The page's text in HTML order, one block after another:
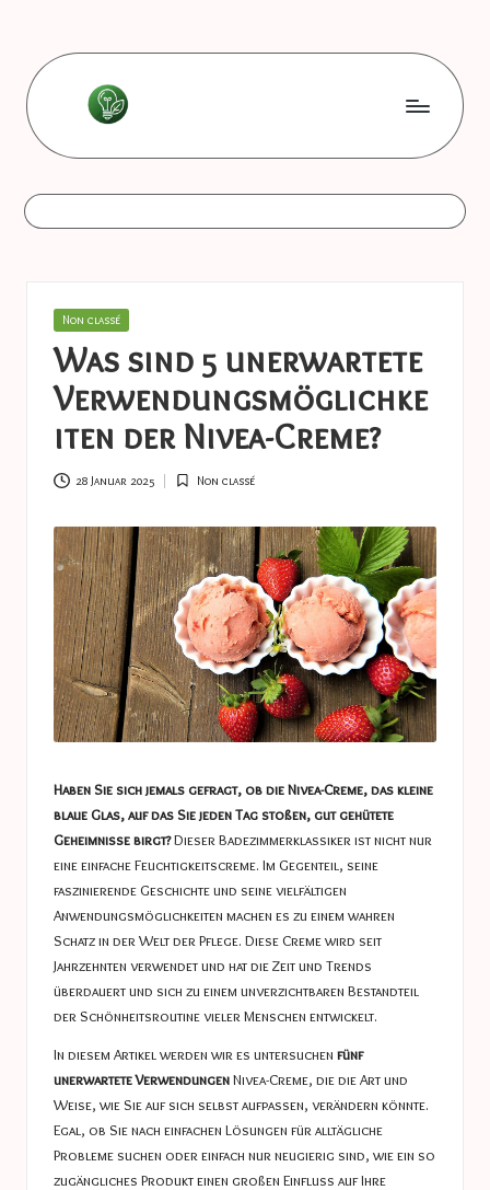
content
L
e
s
o
n
n
e
s
a
s
t
u
c
e
s
astuces
Posted
Non classé
Was sind 5 unerwartete
Verwendungsmöglichke
iten der Nivea-Creme?
28 Januar 2025
Posted
Non classé
Haben Sie sich jemals gefragt, ob die Nivea-Creme, das kleine
blaue Glas, auf das Sie jeden Tag stoßen, gut gehütete
Geheimnisse birgt?Dieser Badezimmerklassiker ist nicht nur
eine einfache Feuchtigkeitscreme. Im Gegenteil, seine
faszinierende Geschichte und seine vielfältigen
Anwendungsmöglichkeiten machen es zu einem wahren
Schatz in der Welt der Pflege. Diese Creme wird seit
Jahrzehnten verwendet und hat die Zeit und Trends
überdauert und sich zu einem unverzichtbaren Bestandteil
der Schönheitsroutine vieler Menschen entwickelt.
In diesem Artikel werden wir es untersuchen fünf
unerwartete VerwendungenNivea-Creme, die die Art und
Weise, wie Sie auf sich selbst aufpassen, verändern könnte.
Egal, ob Sie nach einfachen Lösungen für alltägliche
Probleme suchen oder einfach nur neugierig sind, wie ein so
zugängliches Produkt einen großen Einfluss auf Ihre